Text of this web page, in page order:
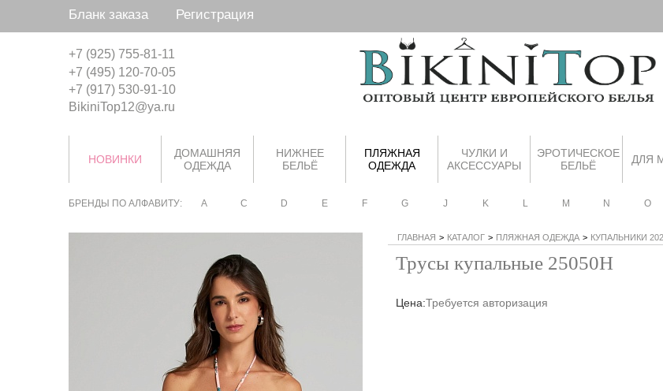
Бланк заказа Регистрация
+7 (925) 755-81-11
+7 (495) 120-70-05
+7 (917) 530-91-10
BikiniTop12@ya.ru
НОВИНКИ
ДОМАШНЯЯ
ОДЕЖДА
НИЖНЕЕ
БЕЛЬЁ
ПЛЯЖНАЯ
ОДЕЖДА
ЧУЛКИ И
АКСЕССУАРЫ
ЭРОТИЧЕСКОЕ
БЕЛЬЁ
ДЛЯ
БРЕНДЫ ПО АЛФАВИТУ: A C D E F G J K L M N O
ГЛАВНАЯ > КАТАЛОГ > ПЛЯЖНАЯ ОДЕЖДА > КУПАЛЬНИКИ
Трусы купальные 25050H
Цена:Требуется авторизация